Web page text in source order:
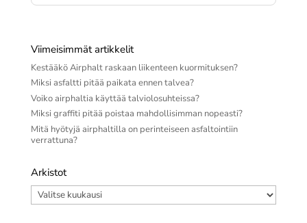
Viimeisimmät artikkelit
Kestääkö Airphalt raskaan liikenteen kuormituksen?
Miksi asfaltti pitää paikata ennen talvea?
Voiko airphaltia käyttää talviolosuhteissa?
Miksi graffiti pitää poistaa mahdollisimman nopeasti?
Mitä hyötyjä airphaltilla on perinteiseen asfaltointiin
verrattuna?
Arkistot
Arkistot